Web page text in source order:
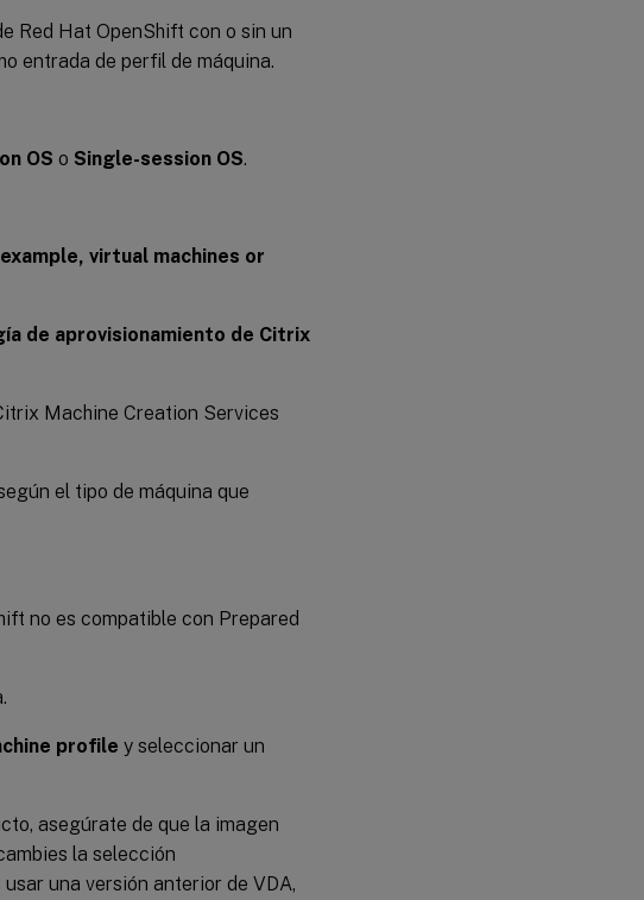
Red Hat OpenShift con o sin un
entrada de perfil de máquina.
OS o Single-session OS.
virtual machines or
de aprovisionamiento de Citrix
Machine Creation Services
el tipo de máquina que
no es compatible con Prepared
profile y seleccionar un
asegúrate de que la imagen
la selección
una versión anterior de VDA,